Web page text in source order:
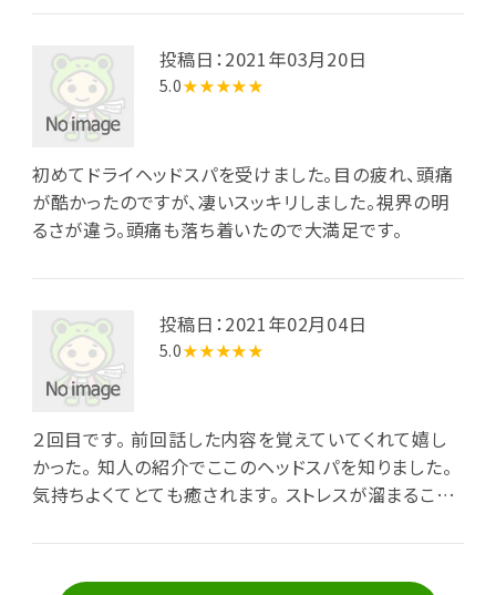
投稿日：2021年03月20日
5.0★★★★★
初めてドライヘッドスパを受けました。目の疲れ、頭痛
が酷かったのですが、凄いスッキリしました。視界の明
るさが違う。頭痛も落ち着いたので大満足です。
投稿日：2021年02月04日
5.0★★★★★
２回目です。 前回話した内容を覚えていてくれて嬉し
かった。 知人の紹介でここのヘッドスパを知りました。
気持ちよくてとても癒されます。 ストレスが溜まること